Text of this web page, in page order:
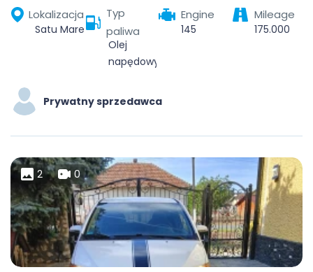
Lokalizacja
Satu Mare, România
Typ
paliwa
Olej
napędowy
Engine
145
Mileage
175.000
Prywatny sprzedawca
2 0